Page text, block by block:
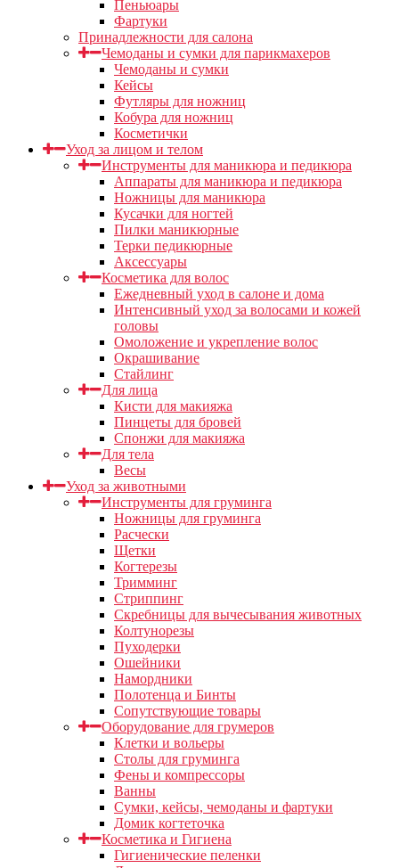
Пеньюары
Фартуки
Принадлежности для салона
Чемоданы и сумки для парикмахеров
Чемоданы и сумки
Кейсы
Футляры для ножниц
Кобура для ножниц
Косметички
Уход за лицом и телом
Инструменты для маникюра и педикюра
Аппараты для маникюра и педикюра
Ножницы для маникюра
Кусачки для ногтей
Пилки маникюрные
Терки педикюрные
Аксессуары
Косметика для волос
Ежедневный уход в салоне и дома
Интенсивный уход за волосами и кожей
головы
Омоложение и укрепление волос
Окрашивание
Стайлинг
Для лица
Кисти для макияжа
Пинцеты для бровей
Спонжи для макияжа
Для тела
Весы
Уход за животными
Инструменты для груминга
Ножницы для груминга
Расчески
Щетки
Когтерезы
Тримминг
Стриппинг
Скребницы для вычесывания животных
Колтунорезы
Пуходерки
Ошейники
Намордники
Полотенца и Бинты
Сопутствующие товары
Оборудование для грумеров
Клетки и вольеры
Столы для груминга
Фены и компрессоры
Ванны
Сумки, кейсы, чемоданы и фартуки
Домик когтеточка
Косметика и Гигиена
Гигиенические пеленки